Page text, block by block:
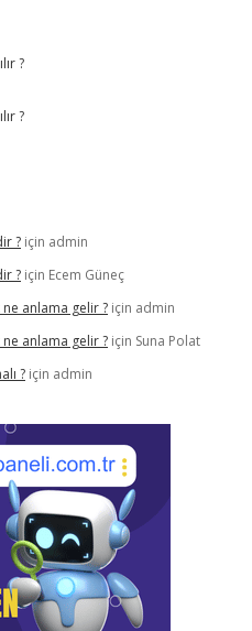
?
?
? için admin
? için Ecem Güneç
anlama gelir ? için admin
anlama gelir ? için Suna Polat
? için admin